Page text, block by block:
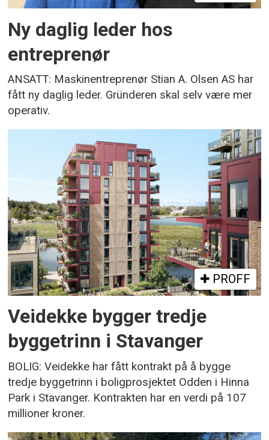
Ny daglig leder hos
entreprenør
ANSATT: Maskinentreprenør Stian A. Olsen AS har
fått ny daglig leder. Gründeren skal selv være mer
operativ.
PROFF
Veidekke bygger tredje
byggetrinn i Stavanger
BOLIG: Veidekke har fått kontrakt på å bygge
tredje byggetrinn i boligprosjektet Odden i Hinna
Park i Stavanger. Kontrakten har en verdi på 107
millioner kroner.